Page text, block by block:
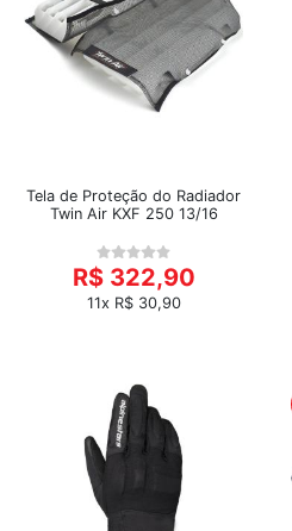
Tela de Proteção do Radiador
Twin Air KXF 250 13/16
R$ 322,90
11x R$ 30,90